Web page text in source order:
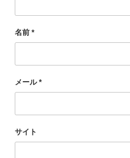
名前 *
メール*
サイト